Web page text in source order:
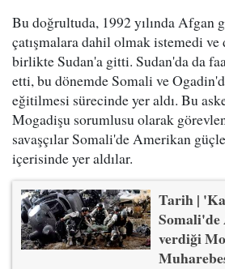
Bu doğrultuda, 1992 yılında Afgan
çatışmalara dahil olmak istemedi ve
birlikte Sudan'a gitti. Sudan'da da
etti, bu dönemde Somali ve
eğitilmesi sürecinde yer aldı. Bu
Mogadişu sorumlusu olarak
savaşçılar Somali'de Amerikan
içerisinde yer aldılar.
Tarih |
Somali'de
verdiği